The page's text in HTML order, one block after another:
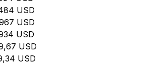
USD
USD
USD
USD
USD